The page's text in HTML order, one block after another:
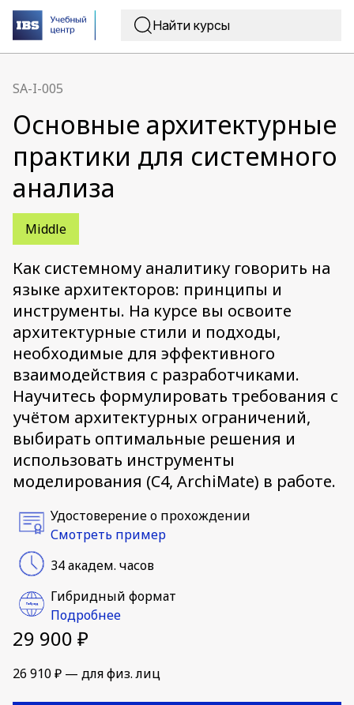
SA-I-005
Основные архитектурные
практики для системного
анализа
Middle
Как системному аналитику говорить на
языке архитекторов: принципы и
инструменты. На курсе вы освоите
архитектурные стили и подходы,
необходимые для эффективного
взаимодействия с разработчиками.
Научитесь формулировать требования с
учётом архитектурных ограничений,
выбирать оптимальные решения и
использовать инструменты
моделирования (C4, ArchiMate) в работе.
Удостоверение о прохождении
Смотреть пример
34 академ. часов
Гибридный формат
Подробнее
29 900 ₽
26 910 ₽ — для физ. лиц